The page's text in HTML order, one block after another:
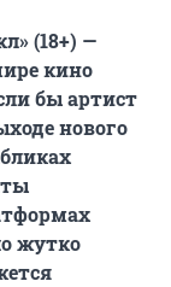
(18+) —
кино
бы артист
нового
жутко